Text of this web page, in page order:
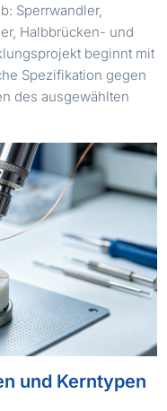
Sperrwandler,
Halbbrücken- und
beginnt mit
Spezifikation gegen
des ausgewählten
und Kerntypen